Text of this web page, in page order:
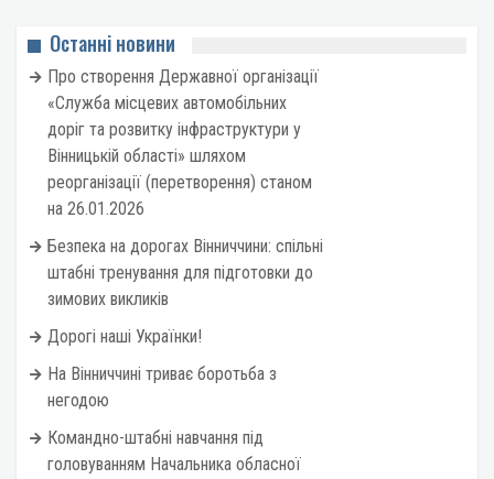
Останні новини
Про створення Державної організації
«Служба місцевих автомобільних
доріг та розвитку інфраструктури у
Вінницькій області» шляхом
реорганізації (перетворення) станом
на 26.01.2026
Безпека на дорогах Вінниччини: спільні
штабні тренування для підготовки до
зимових викликів
Дорогі наші Українки!
На Вінниччині триває боротьба з
негодою
Командно-штабні навчання під
головуванням Начальника обласної